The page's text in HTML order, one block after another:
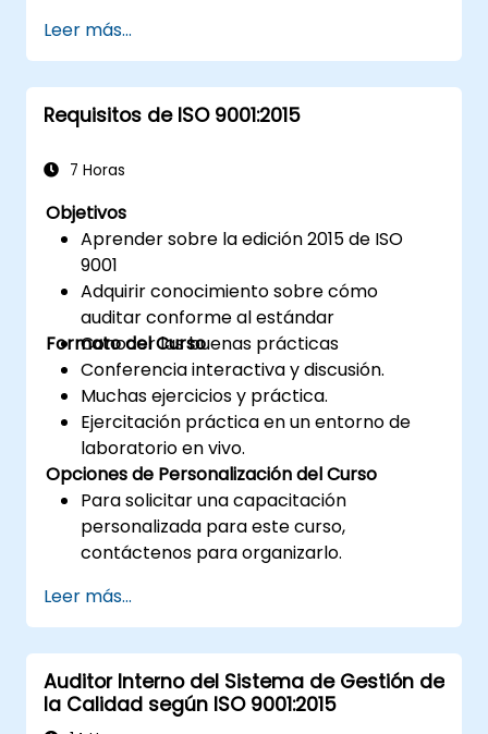
Leer más...
Requisitos de ISO 9001:2015
7 Horas
Objetivos
Aprender sobre la edición 2015 de ISO
9001
Adquirir conocimiento sobre cómo
auditar conforme al estándar
Conocer las buenas prácticas
Formato del Curso
Conferencia interactiva y discusión.
Muchas ejercicios y práctica.
Ejercitación práctica en un entorno de
laboratorio en vivo.
Opciones de Personalización del Curso
Para solicitar una capacitación
personalizada para este curso,
contáctenos para organizarlo.
Leer más...
Auditor Interno del Sistema de Gestión de
la Calidad según ISO 9001:2015